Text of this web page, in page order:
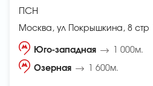
ПСН
Москва, ул Покрышкина, 8 стр 1
Юго-западная 1 000м.
Озерная 1 600м.